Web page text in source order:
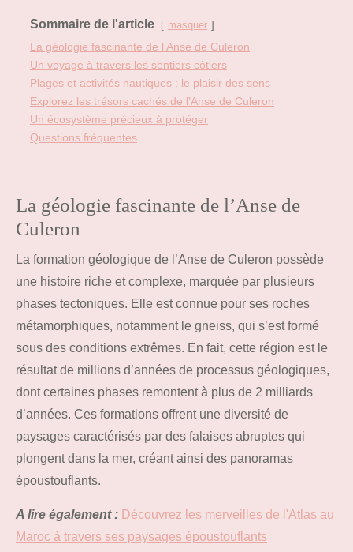
Sommaire de l'article masquer
La géologie fascinante de l’Anse de Culeron
Un voyage à travers les sentiers côtiers
Plages et activités nautiques : le plaisir des sens
Explorez les trésors cachés de l’Anse de Culeron
Un écosystème précieux à protéger
Questions fréquentes
La géologie fascinante de l’Anse de
Culeron
La formation géologique de l’Anse de Culeron possède
une histoire riche et complexe, marquée par plusieurs
phases tectoniques. Elle est connue pour ses roches
métamorphiques, notamment le gneiss, qui s’est formé
sous des conditions extrêmes. En fait, cette région est le
résultat de millions d’années de processus géologiques,
dont certaines phases remontent à plus de 2 milliards
d’années. Ces formations offrent une diversité de
paysages caractérisés par des falaises abruptes qui
plongent dans la mer, créant ainsi des panoramas
époustouflants.
A lire également : Découvrez les merveilles de l'Atlas au
Maroc à travers ses paysages époustouflants